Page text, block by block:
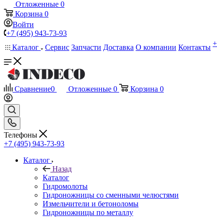
Отложенные 0
Корзина 0
Войти
+7 (495) 943-73-93
Каталог
Сервис Запчасти Доставка О компании Контакты
Сравнение0 Отложенные 0 Корзина 0
Телефоны
+7 (495) 943-73-93
Каталог
Назад
Каталог
Гидромолоты
Гидроножницы со сменными челюстями
Измельчители и бетоноломы
Гидроножницы по металлу